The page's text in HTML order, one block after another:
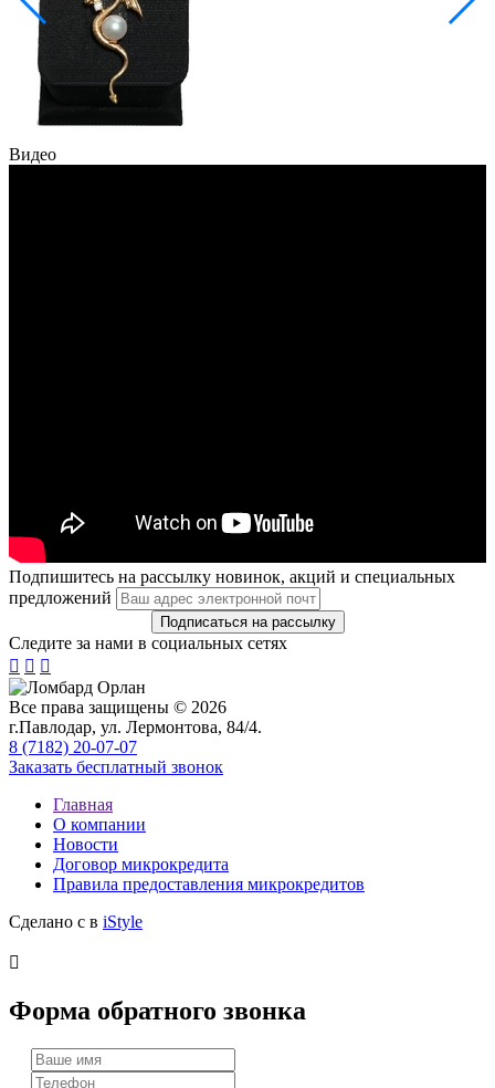
Видео
Подпишитесь на рассылку новинок, акций и специальных
предложений
Следите за нами в социальных сетях
  
Все права защищены © 2026
г.Павлодар, ул. Лермонтова, 84/4.
8 (7182) 20-07-07
Заказать бесплатный звонок
Главная
О компании
Новости
Договор микрокредита
Правила предоставления микрокредитов
Сделано с в iStyle

Форма обратного звонка